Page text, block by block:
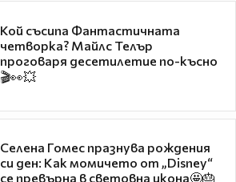
Кой съсипа Фантастичната
четворка? Майлс Телър
проговаря десетилетие по-късно
🎬👀💥
Селена Гомес празнува рождения
си ден: Как момичето от „Disney“
се превърна в световна икона🤩🎂